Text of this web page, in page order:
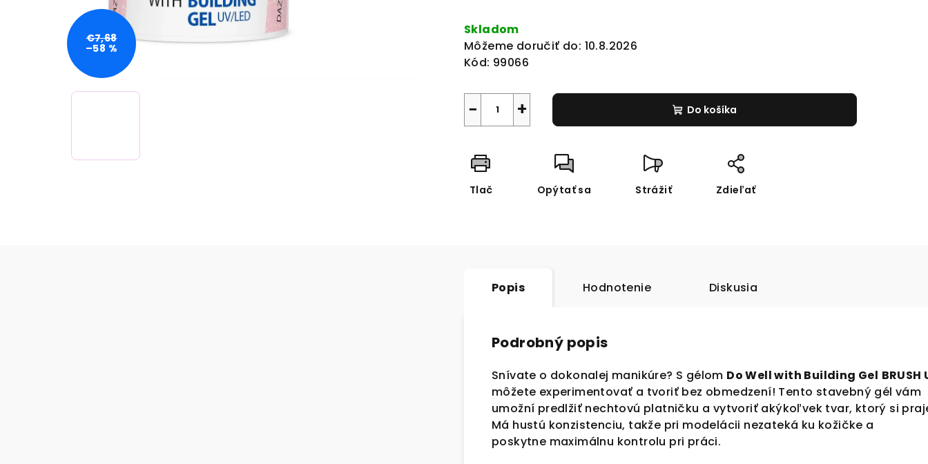
cena:
Skladom
Môžeme doručiť do: 10.8.2026
Kód: 99066
+
− Do košíka
Tlač Opýtať sa Strážiť Zdieľať
€7,68
–58 %
Popis Hodnotenie Diskusia
Podrobný popis
Snívate o dokonalej manikúre? S gélom Do Well with Building Gel BRUSH
môžete experimentovať a tvoriť bez obmedzení! Tento stavebný gél vám
umožní predlžiť nechtovú platničku a vytvoriť akýkoľvek tvar, ktorý si
Má hustú konzistenciu, takže pri modelácii nezateká ku kožičke a
poskytne maximálnu kontrolu pri práci.